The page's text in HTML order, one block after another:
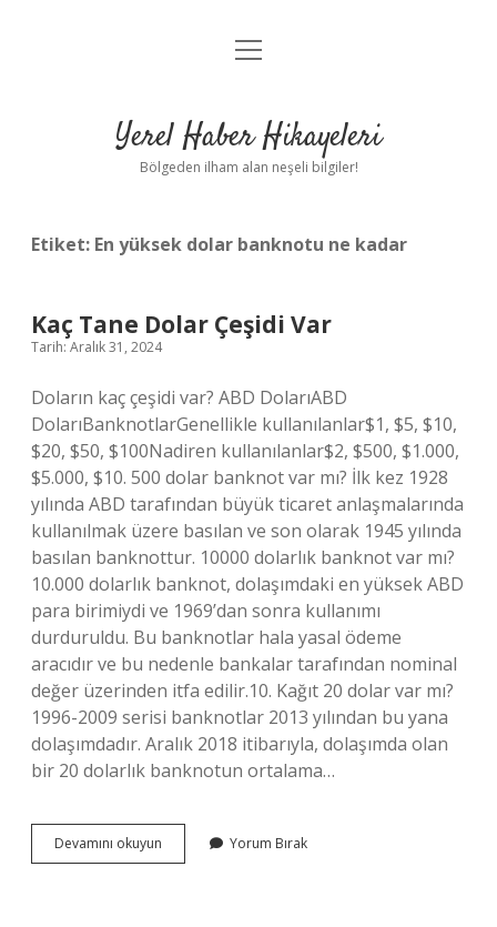
Anasayfa
Yasal Uyarı
menüyü
Yerel Haber Hikayeleri
Bölgeden ilham alan neşeli bilgiler!
Etiket: En yüksek dolar banknotu ne kadar
Kaç Tane Dolar Çeşidi Var
Tarih: Aralık 31, 2024
Doların kaç çeşidi var? ABD DolarıABD
DolarıBanknotlarGenellikle kullanılanlar$1, $5, $10,
$20, $50, $100Nadiren kullanılanlar$2, $500, $1.000,
$5.000, $10. 500 dolar banknot var mı? İlk kez 1928
yılında ABD tarafından büyük ticaret anlaşmalarında
kullanılmak üzere basılan ve son olarak 1945 yılında
basılan banknottur. 10000 dolarlık banknot var mı?
10.000 dolarlık banknot, dolaşımdaki en yüksek ABD
para birimiydi ve 1969’dan sonra kullanımı
durduruldu. Bu banknotlar hala yasal ödeme
aracıdır ve bu nedenle bankalar tarafından nominal
değer üzerinden itfa edilir.10. Kağıt 20 dolar var mı?
1996-2009 serisi banknotlar 2013 yılından bu yana
dolaşımdadır. Aralık 2018 itibarıyla, dolaşımda olan
bir 20 dolarlık banknotun ortalama…
Devamını okuyun
Tane
Yorum Bırak